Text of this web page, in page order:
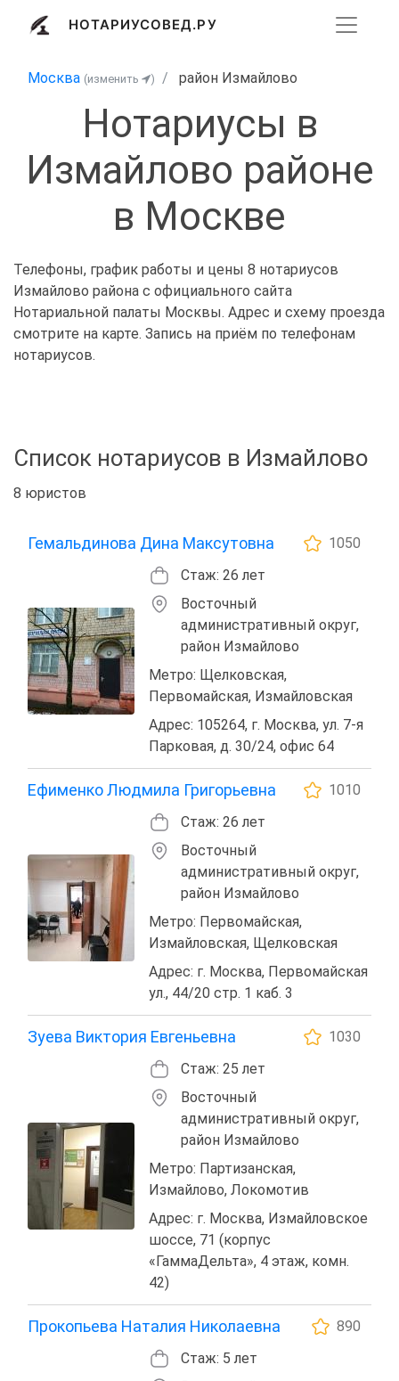
НОТАРИУСОВЕД.РУ
Москва (изменить ) район Измайлово
Нотариусы в
Измайлово районе
в Москве
Телефоны, график работы и цены 8 нотариусов
Измайлово района с официального сайта
Нотариальной палаты Москвы. Адрес и схему проезда
смотрите на карте. Запись на приём по телефонам
нотариусов.
Список нотариусов в Измайлово
8 юристов
Гемальдинова Дина Максутовна
1050
Стаж: 26 лет
Восточный
административный округ,
район Измайлово
Метро: Щелковская,
Первомайская, Измайловская
Адрес: 105264, г. Москва, ул. 7-я
Парковая, д. 30/24, офис 64
Ефименко Людмила Григорьевна
1010
Стаж: 26 лет
Восточный
административный округ,
район Измайлово
Метро: Первомайская,
Измайловская, Щелковская
Адрес: г. Москва, Первомайская
ул., 44/20 стр. 1 каб. 3
Зуева Виктория Евгеньевна
1030
Стаж: 25 лет
Восточный
административный округ,
район Измайлово
Метро: Партизанская,
Измайлово, Локомотив
Адрес: г. Москва, Измайловское
шоссе, 71 (корпус
«ГаммаДельта», 4 этаж, комн.
42)
Прокопьева Наталия Николаевна
890
Стаж: 5 лет